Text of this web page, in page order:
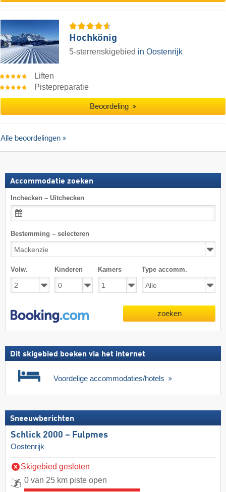
Hochkönig
5-sterrenskigebied in Oostenrijk
Liften
Pistepreparatie
Beoordeling
Alle beoordelingen
Accommodatie zoeken
Inchecken – Uitchecken
Bestemming – selecteren
Volw. Kinderen Kamers Type accomm.
zoeken
Dit skigebied boeken via het internet
Voordelige accommodaties/hotels
Sneeuwberichten
Schlick 2000 – Fulpmes
Oostenrijk
Skigebied gesloten
0 van 25 km piste open